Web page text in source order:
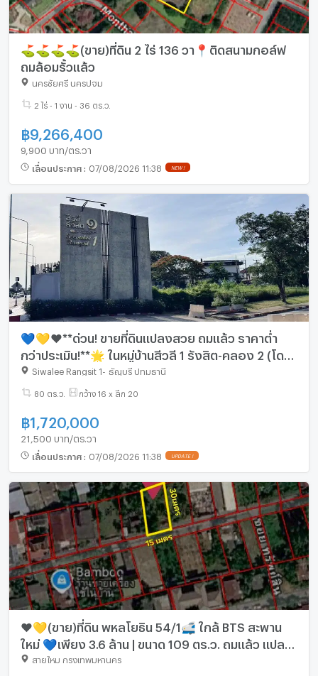
⛳⛳⛳⛳(ขาย)ที่ดิน 2 ไร่ 136 วา📍ติดสนามกอล์ฟ
ถมล้อมรั้วแล้ว
นครชัยศรี นครปฐม
2 ไร่ - 1 งาน - 36 ตร.ว.
฿9,266,400
9,900 บาท/ตร.วา
เลื่อนประกาศ : 07/08/2026 11:38 NEW !
💙💛❤️**ด่วน! ขายที่ดินแปลงสวย ถมแล้ว ราคาต่ำ
กว่าประเมิน!**🌟 ในหมู่บ้านสีวลี 1 รังสิต-คลอง 2 (โดย
Land & Houses)
Siwalee Rangsit 1 ธัญบุรี ปทุมธานี
80 ตร.ว. กว้าง 16 x ลึก 20
฿1,720,000
21,500 บาท/ตร.วา
เลื่อนประกาศ : 07/08/2026 11:38 UPDATE !
❤️💛(ขาย)ที่ดิน พหลโยธิน 54/1🚅 ใกล้ BTS สะพาน
ใหม่ 💙เพียง 3.6 ล้าน | ขนาด 109 ตร.ว. ถมแล้ว แปลง
สวย 3
สายไหม กรุงเทพมหานคร